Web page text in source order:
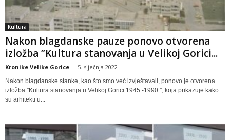
Kultura
Nakon blagdanske pauze ponovo otvorena
izložba ”Kultura stanovanja u Velikoj Gorici...
Kronike Velike Gorice - 5. siječnja 2022
Nakon blagdanske stanke, kao što smo već izvještavali, ponovo je otvorena
izložba ''Kultura stanovanja u Velikoj Gorici 1945.-1990.'', koja prikazuje kako
su arhitekti u...